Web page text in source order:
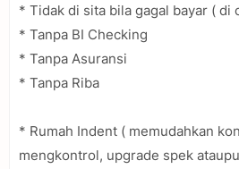
* Tidak di sita bila gagal bayar ( di
* Tanpa BI Checking
* Tanpa Asuransi
* Tanpa Riba
* Rumah Indent ( memudahkan
mengkontrol, upgrade spek